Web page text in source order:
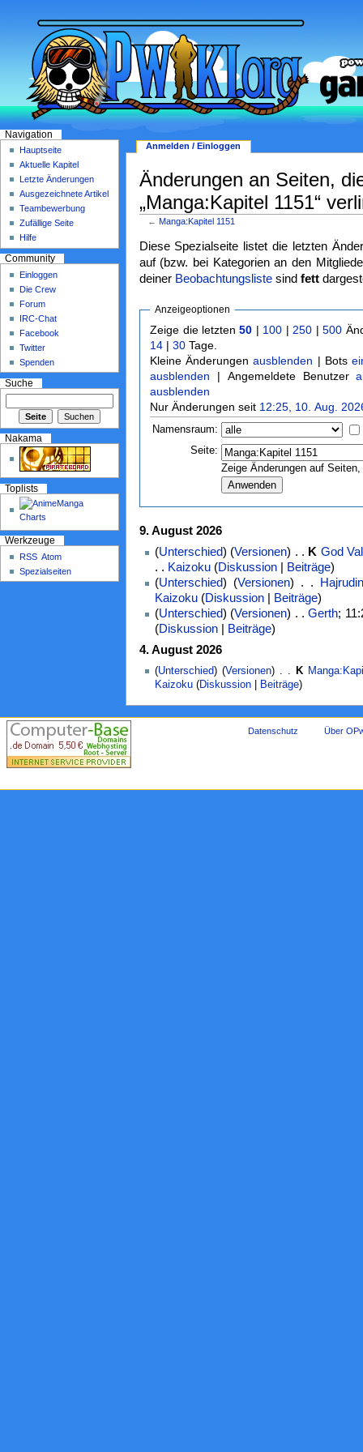
Änderungen an Seiten,
„Manga:Kapitel 1151“
← Manga:Kapitel 1151
Diese Spezialseite listet die letzten
auf (bzw. bei Kategorien an den
deiner Beobachtungslistesind fett
Anzeigeoptionen
Zeige die letzten50 | 100 | 250 |500
14 |30 Tage.
Kleine Änderungenausblenden | Bots
ausblenden | Angemeldete Benutzer
ausblenden
Nur Änderungen seit 12:25, 10. Aug.
Namensraum:
Seite:
Zeige Änderungen auf
9. August 2026
(Unterschied) (Versionen) . . K God
. . Kaizoku (Diskussion| Beiträge)
(Unterschied) (Versionen) . .
Hajrudin
Kaizoku (Diskussion| Beiträge)
(Unterschied) (Versionen) . .Gerth‎;
(Diskussion| Beiträge)
4. August 2026
(Unterschied) (Versionen) . . K
Kaizoku (Diskussion| Beiträge)
Anmelden / Einloggen
Navigation
Hauptseite
Aktuelle Kapitel
Letzte Änderungen
Ausgezeichnete Artikel
Teambewerbung
Zufällige Seite
Hilfe
Community
Einloggen
Die Crew
Forum
IRC-Chat
Facebook
Twitter
Spenden
Suche
Nakama
Toplists
Werkzeuge
RSS Atom
Spezialseiten
Datenschutz Über